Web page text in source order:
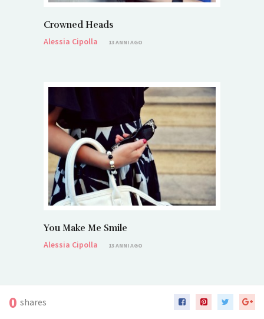
Crowned Heads
Alessia Cipolla
13 ANNI AGO
You Make Me Smile
Alessia Cipolla
13 ANNI AGO
0 shares